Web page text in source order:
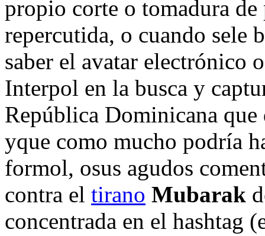
propio corte o tomadura
repercutida, o cuando sele
saber el avatar electrónico
Interpol en la busca y
República Dominicana que
yque como mucho podría
formol, osus agudos
contra el tirano Mubarak
concentrada en el hashtag